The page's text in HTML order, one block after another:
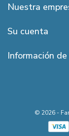
Nuestra
Su cuenta
Información
© 2026 -